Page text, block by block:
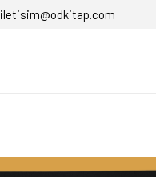
iletisim@odkitap.com